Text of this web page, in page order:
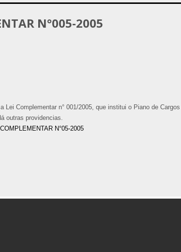
N°005-2005
Lei Complementar n° 001/2005, que institui o Piano de
outras providencias.
N°05-2005